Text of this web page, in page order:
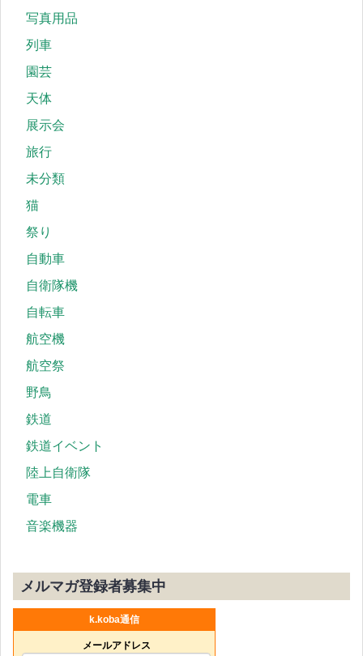
写真用品
列車
園芸
天体
展示会
旅行
未分類
猫
祭り
自動車
自衛隊機
自転車
航空機
航空祭
野鳥
鉄道
鉄道イベント
陸上自衛隊
電車
音楽機器
メルマガ登録者募集中
k.koba通信
メールアドレス